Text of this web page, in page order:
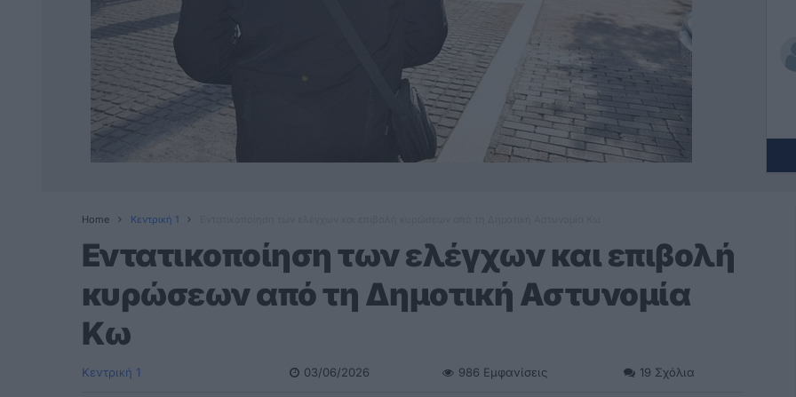
Home Κεντρική 1
Εντατικοποίηση των ελέγχων και επιβολή
κυρώσεων από τη Δημοτική Αστυνομία
Κω
Κεντρική 1 03/06/2026 986 Εμφανίσεις 19 Σχόλια